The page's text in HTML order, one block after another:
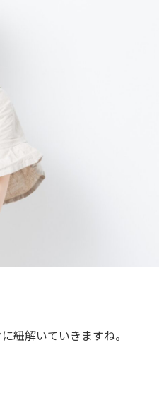
紐解いていきますね。